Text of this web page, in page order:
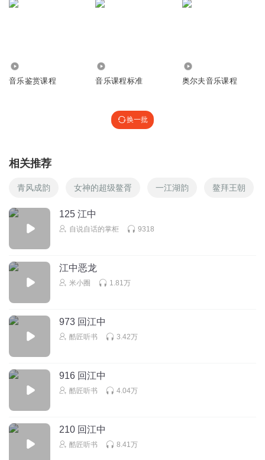
音乐鉴赏课程 音乐课程标准 奥尔夫音乐课程
换一批
相关推荐
青风成韵 女神的超级鳌胥 一江湖韵 鳌拜王朝
125 江中
自说自话的掌柜 9318
江中恶龙
米小圈 1.81万
973 回江中
酷匠听书 3.42万
916 回江中
酷匠听书 4.04万
210 回江中
酷匠听书 8.41万